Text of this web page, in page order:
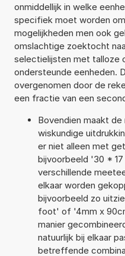
onmiddellijk in welke
specifiek moet worden
mogelijkheden men ook
omslachtige zoektocht
selectielijsten met talloze
ondersteunde eenheden.
overgenomen door de
een fractie van een
Bovendien maakt
wiskundige
er niet alleen met
bijvoorbeeld '30 * 17
verschillende
elkaar worden
bijvoorbeeld zo
foot' of '4mm x
manier
natuurlijk bij elkaar
betreffende